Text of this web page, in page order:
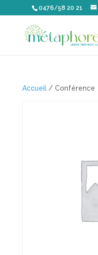
0476/58 20 21
Accueil/ Conférence